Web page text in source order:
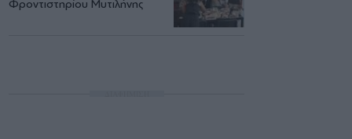
Φροντιστηρίου Μυτιλήνης